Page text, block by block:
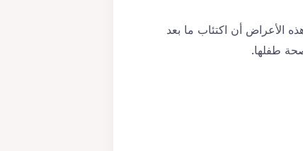
الأعراض أن اكتئاب ما بعد
طفلها.